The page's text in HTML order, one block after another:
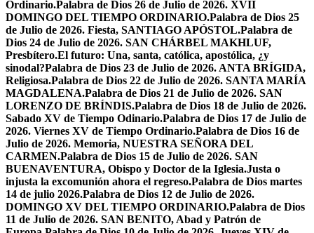
Ordinario.Palabra de Dios 26 de Julio de 2026. XVII
DOMINGO DEL TIEMPO ORDINARIO.Palabra de Dios 25
de Julio de 2026. Fiesta, SANTIAGO APÓSTOL.Palabra de
Dios 24 de Julio de 2026. SAN CHÁRBEL MAKHLUF,
Presbítero.El futuro: Una, santa, católica, apostólica, ¿y
sinodal?Palabra de Dios 23 de Julio de 2026. ANTA BRÍGIDA,
Religiosa.Palabra de Dios 22 de Julio de 2026. SANTA MARÍA
MAGDALENA.Palabra de Dios 21 de Julio de 2026. SAN
LORENZO DE BRÍNDIS.Palabra de Dios 18 de Julio de 2026.
Sabado XV de Tiempo Odinario.Palabra de Dios 17 de Julio de
2026. Viernes XV de Tiempo Ordinario.Palabra de Dios 16 de
Julio de 2026. Memoria, NUESTRA SEÑORA DEL
CARMEN.Palabra de Dios 15 de Julio de 2026. SAN
BUENAVENTURA, Obispo y Doctor de la Iglesia.Justa o
injusta la excomunión ahora el regreso.Palabra de Dios martes
14 de julio 2026.Palabra de Dios 12 de Julio de 2026.
DOMINGO XV DEL TIEMPO ORDINARIO.Palabra de Dios
11 de Julio de 2026. SAN BENITO, Abad y Patrón de